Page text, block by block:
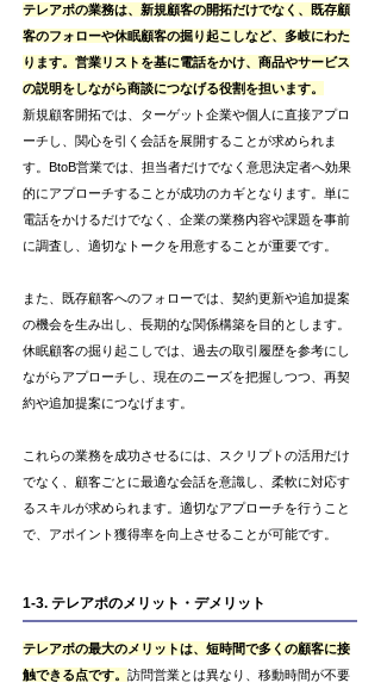
テレアポの業務は、新規顧客の開拓だけでなく、既存顧
客のフォローや休眠顧客の掘り起こしなど、多岐にわた
ります。営業リストを基に電話をかけ、商品やサービス
の説明をしながら商談につなげる役割を担います。
新規顧客開拓では、ターゲット企業や個人に直接アプロ
ーチし、関心を引く会話を展開することが求められま
す。BtoB営業では、担当者だけでなく意思決定者へ効果
的にアプローチすることが成功のカギとなります。単に
電話をかけるだけでなく、企業の業務内容や課題を事前
に調査し、適切なトークを用意することが重要です。
また、既存顧客へのフォローでは、契約更新や追加提案
の機会を生み出し、長期的な関係構築を目的とします。
休眠顧客の掘り起こしでは、過去の取引履歴を参考にし
ながらアプローチし、現在のニーズを把握しつつ、再契
約や追加提案につなげます。
これらの業務を成功させるには、スクリプトの活用だけ
でなく、顧客ごとに最適な会話を意識し、柔軟に対応す
るスキルが求められます。適切なアプローチを行うこと
で、アポイント獲得率を向上させることが可能です。
1-3. テレアポのメリット・デメリット
テレアポの最大のメリットは、短時間で多くの顧客に接
触できる点です。 訪問営業とは異なり、移動時間が不要